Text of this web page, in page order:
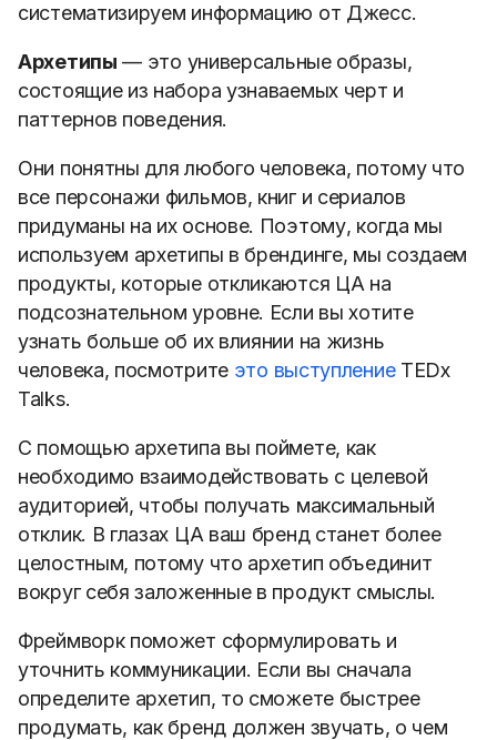
систематизируем информацию от Джесс.
Архетипы — это универсальные образы,
состоящие из набора узнаваемых черт и
паттернов поведения.
Они понятны для любого человека, потому что
все персонажи фильмов, книг и сериалов
придуманы на их основе. Поэтому, когда мы
используем архетипы в брендинге, мы создаем
продукты, которые откликаются ЦА на
подсознательном уровне. Если вы хотите
узнать больше об их влиянии на жизнь
человека, посмотрите это выступлениеTEDx
Talks.
С помощью архетипа вы поймете, как
необходимо взаимодействовать с целевой
аудиторией, чтобы получать максимальный
отклик. В глазах ЦА ваш бренд станет более
целостным, потому что архетип объединит
вокруг себя заложенные в продукт смыслы.
Фреймворк поможет сформулировать и
уточнить коммуникации. Если вы сначала
определите архетип, то сможете быстрее
продумать, как бренд должен звучать, о чем